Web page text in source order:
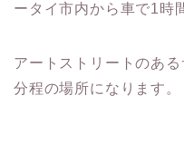
ータイ市内から車で1時
アートストリートのあ
分程の場所になります。